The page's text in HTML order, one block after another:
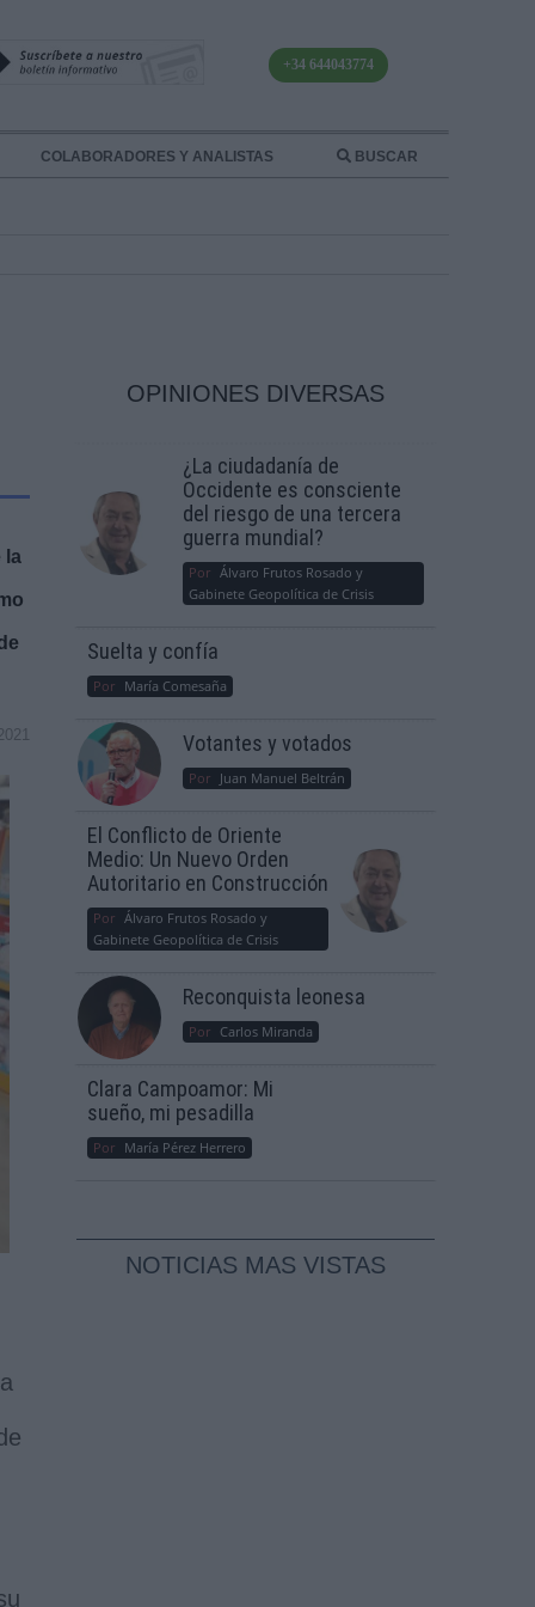
+34 644043774
COLABORADORES Y ANALISTAS BUSCAR
la
OPINIONES DIVERSAS
¿La ciudadanía de
Occidente es consciente
del riesgo de una tercera
guerra mundial?
Por Álvaro Frutos Rosado y
Gabinete Geopolítica de Crisis
Suelta y confía
Por María Comesaña
Votantes y votados
Por Juan Manuel Beltrán
El Conflicto de Oriente
Medio: Un Nuevo Orden
Autoritario en Construcción
Por Álvaro Frutos Rosado y
Gabinete Geopolítica de Crisis
Reconquista leonesa
Por Carlos Miranda
Clara Campoamor: Mi
sueño, mi pesadilla
Por María Pérez Herrero
NOTICIAS MAS VISTAS